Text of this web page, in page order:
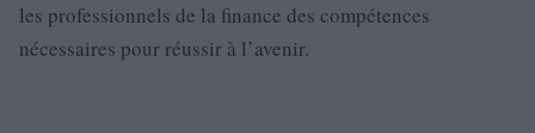
les professionnels de la finance des compétences
nécessaires pour réussir à l’avenir.